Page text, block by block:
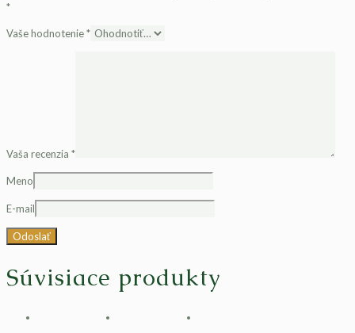
*
Vaše hodnotenie*
Vaša recenzia *
Meno
E-mail
Súvisiace produkty